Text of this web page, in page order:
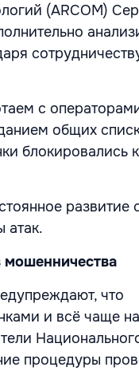
(ARCOM)
с
общих
блокировались
развитие
атак.
что
и всё чаще
процедуры